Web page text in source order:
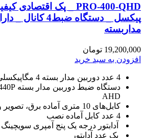
مداربسته
19,200,000 تومان
افزودن به سبد خرید
4 عدد دوربین مدار بسته
دستگاه ضبط دوربین مدار بسته
AHD
کابل‌های 10 متری آماده برق، تصویر و صدا
4 عدد کابل آماده نصب
آدابتور درجه یک پنج آمپری سویچینگ 12 ولتی
یک عدد آدابتور